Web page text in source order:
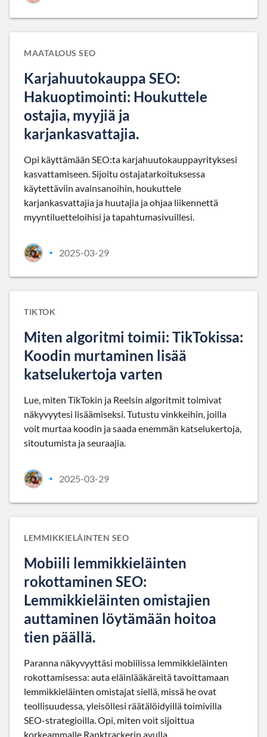
MAATALOUS SEO
Karjahuutokauppa SEO:
Hakuoptimointi: Houkuttele
ostajia, myyjiä ja
karjankasvattajia.
Opi käyttämään SEO:ta karjahuutokauppayrityksesi
kasvattamiseen. Sijoitu ostajatarkoituksessa
käytettäviin avainsanoihin, houkuttele
karjankasvattajia ja huutajia ja ohjaa liikennettä
myyntiluetteloihisi ja tapahtumasivuillesi.
• 2025-03-29
TIKTOK
Miten algoritmi toimii: TikTokissa:
Koodin murtaminen lisää
katselukertoja varten
Lue, miten TikTokin ja Reelsin algoritmit toimivat
näkyvyytesi lisäämiseksi. Tutustu vinkkeihin, joilla
voit murtaa koodin ja saada enemmän katselukertoja,
sitoutumista ja seuraajia.
• 2025-03-29
LEMMIKKIELÄINTEN SEO
Mobiili lemmikkieläinten
rokottaminen SEO:
Lemmikkieläinten omistajien
auttaminen löytämään hoitoa
tien päällä.
Paranna näkyvyyttäsi mobiilissa lemmikkieläinten
rokottamisessa: auta eläinlääkäreitä tavoittamaan
lemmikkieläinten omistajat siellä, missä he ovat
teollisuudessa, yleisöllesi räätälöidyillä toimivilla
SEO-strategioilla. Opi, miten voit sijoittua
korkeammalle Ranktrackerin avulla.